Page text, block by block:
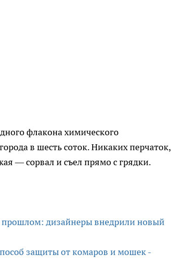
флакона химического
в шесть соток. Никаких перчаток,
— сорвал и съел прямо с грядки.
прошлом: дизайнеры внедрили новый
защиты от комаров и мошек -